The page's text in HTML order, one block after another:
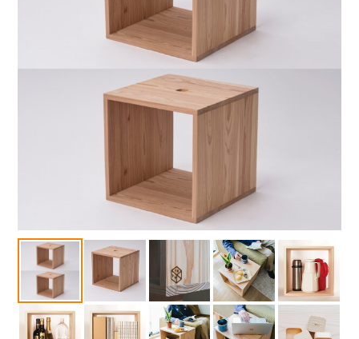
産地・製造所紹介
産地との相性診断
もくわくの使い方&選び方
もくわく的 わくわく暮らし
もくわく産地だより
メディア掲載＆プレスリリース